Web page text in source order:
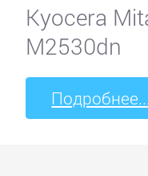
Kyocera
M2530dn